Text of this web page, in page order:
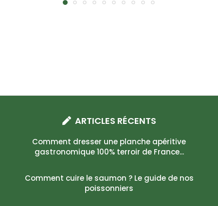
ARTICLES RÉCENTS
Comment dresser une planche apéritive
gastronomique 100% terroir de France...
Comment cuire le saumon ? Le guide de nos
poissonniers